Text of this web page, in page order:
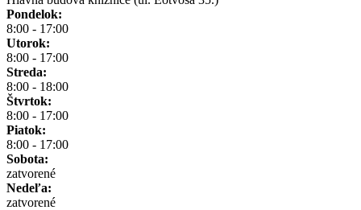
Pondelok:
8:00 - 17:00
Utorok:
8:00 - 17:00
Streda:
8:00 - 18:00
Štvrtok:
8:00 - 17:00
Piatok:
8:00 - 17:00
Sobota:
zatvorené
Nedeľa:
zatvorené